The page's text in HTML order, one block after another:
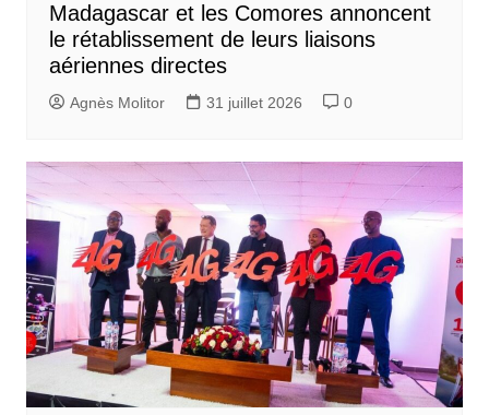
Madagascar et les Comores annoncent
le rétablissement de leurs liaisons
aériennes directes
Agnès Molitor 31 juillet 2026 0